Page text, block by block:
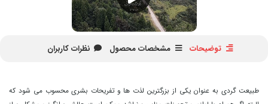
توضیحات مشخصات محصول نظرات کاربران
طبیعت گردی به عنوان یکی از بزرگترین لذت ها و تفریحات بشری محسوب می شود که